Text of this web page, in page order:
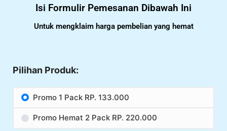
Isi Formulir Pemesanan Dibawah Ini
Untuk mengklaim harga pembelian yang hemat
Pilihan Produk:
Promo 1 Pack RP. 133.000
Promo Hemat 2 Pack RP. 220.000